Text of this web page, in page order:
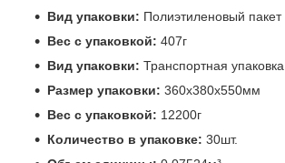
Вид упаковки: Полиэтиленовый пакет
Вес с упаковкой: 407г
Вид упаковки: Транспортная упаковка
Размер упаковки: 360x380x550мм
Вес с упаковкой: 12200г
Количество в упаковке: 30шт.